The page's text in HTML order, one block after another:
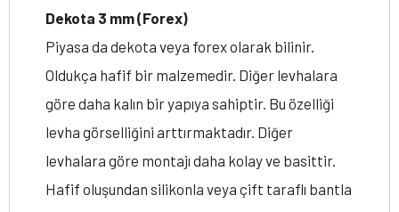
Dekota 3 mm (Forex)
Piyasa da dekota veya forex olarak bilinir.
Oldukça hafif bir malzemedir. Diğer levhalara
göre daha kalın bir yapıya sahiptir. Bu özelliği
levha görselliğini arttırmaktadır. Diğer
levhalara göre montajı daha kolay ve basittir.
Hafif oluşundan silikonla veya çift taraflı bantla